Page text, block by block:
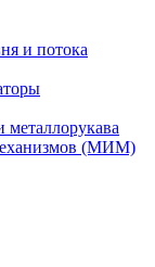
и потока
(МИМ)